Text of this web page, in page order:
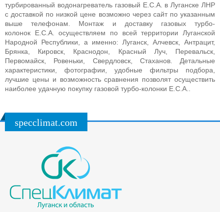
турбированный водонагреватель газовый E.C.A. в Луганске ЛНР
с доставкой по низкой цене возможно через сайт по указанным
выше телефонам. Монтаж и доставку газовых турбо-
колонок E.C.A.
осуществляем по всей территории Луганской
Народной Республики, а именно: Луганск, Алчевск, Антрацит,
Брянка, Кировск, Краснодон, Красный Луч, Перевальск,
Первомайск, Ровеньки, Свердловск, Стаханов. Детальные
характеристики, фотографии, удобные фильтры подбора,
лучшие цены и возможность сравнения позволят осуществить
наиболее удачную покупку газовой турбо-колонки E.C.A.
specclimat.com